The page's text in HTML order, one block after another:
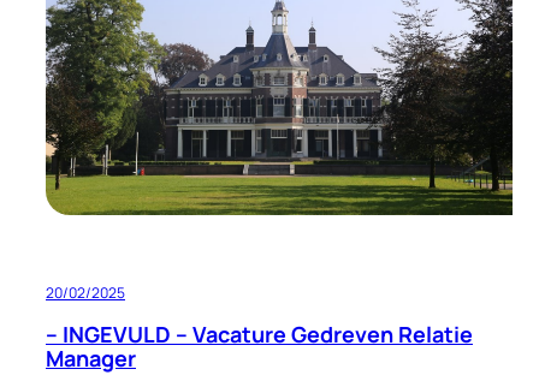
20/02/2025
– INGEVULD – Vacature Gedreven Relatie
Manager